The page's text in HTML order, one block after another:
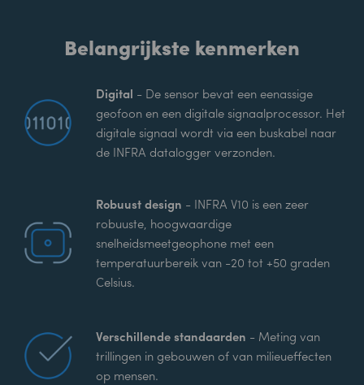
Belangrijkste kenmerken
Digital - De sensor bevat een eenassige
geofoon en een digitale signaalprocessor. Het
digitale signaal wordt via een buskabel naar
de INFRA datalogger verzonden.
Robuust design - INFRA V10 is een zeer
robuuste, hoogwaardige
snelheidsmeetgeophone met een
temperatuurbereik van -20 tot +50 graden
Celsius.
Verschillende standaarden - Meting van
trillingen in gebouwen of van milieueffecten
op mensen.